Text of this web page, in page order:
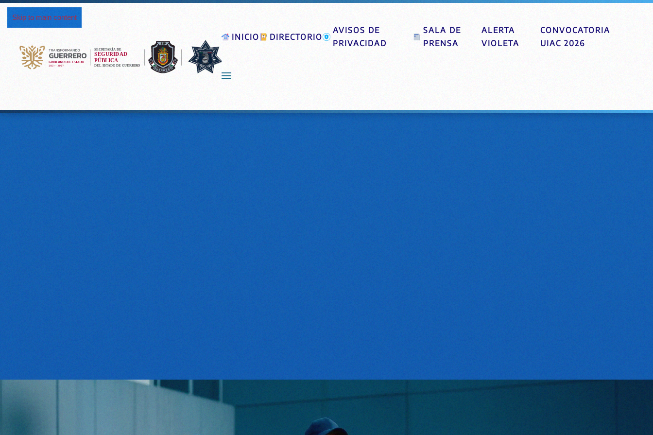
Skip to main content
INICIO DIRECTORIO
AVISOS DE
PRIVACIDAD
SALA DE
PRENSA
ALERTA
VIOLETA
CONVOCATORIA
UIAC 2026